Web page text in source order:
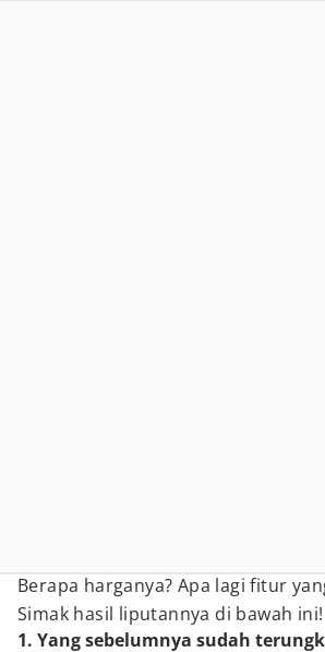
Berapa harganya? Apa lagi fitur
Simak hasil liputannya di bawah ini!
1. Yang sebelumnya sudah